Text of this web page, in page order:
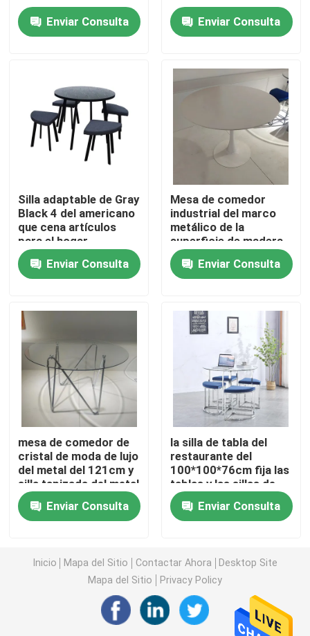
Sobre nosotros
Control de calidad
Éntrenos en contacto con
Muebles del sitio casero
Muebles de la sala de estar
Muebles del comedor
Gabinete de encargo de la TV
Silla del taburete de bar
Mesas de centro de encargo
Mesa de comedor y sillas
Gabinete del marco metálico TV
Tabla de cristal moderada
del ISO 9001 con las
piernas del metal
Enviar Consulta
comedor blanco
Enviar Consulta
Silla adaptable de Gray
Black 4 del americano
que cena artículos
para el hogar
determinados
Enviar Consulta
Mesa de comedor
industrial del marco
metálico de la
superficie de madera
de los muebles con los
Pp que cenan la silla
Enviar Consulta
mesa de comedor de
cristal de moda de lujo
del metal del 121cm y
silla tapizada del metal
Enviar Consulta
la silla de tabla del
restaurante del
100*100*76cm fija las
tablas y las sillas de
cristal de moda
Enviar Consulta
Inicio Mapa del Sitio Contactar Ahora
Desktop Site
Mapa del Sitio
Privacy Policy